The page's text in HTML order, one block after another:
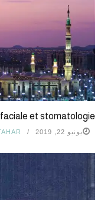
et stomatologie
يونيو 22, 2019